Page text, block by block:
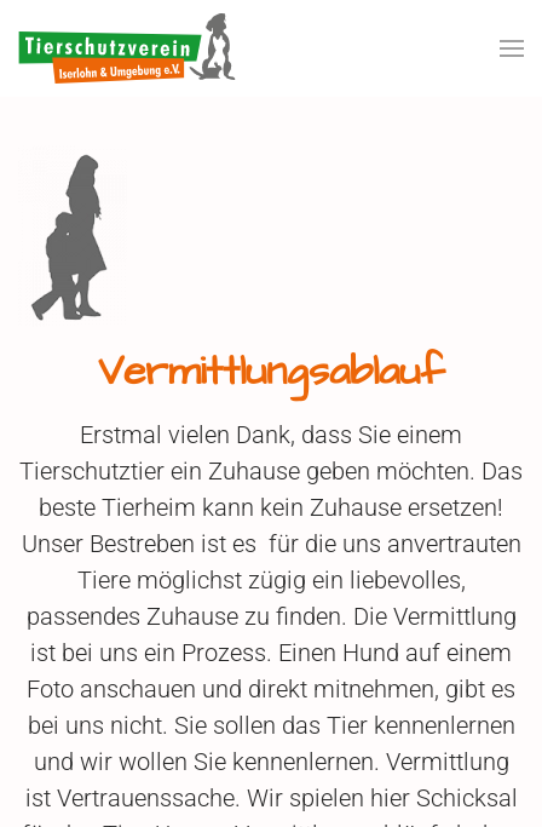
Zum Hauptinhalt springen
Vermittlungsablauf
Erstmal vielen Dank, dass Sie einem
Tierschutztier ein Zuhause geben möchten. Das
beste Tierheim kann kein Zuhause ersetzen!
Unser Bestreben ist es für die uns anvertrauten
Tiere möglichst zügig ein liebevolles,
passendes Zuhause zu finden. Die Vermittlung
ist bei uns ein Prozess. Einen Hund auf einem
Foto anschauen und direkt mitnehmen, gibt es
bei uns nicht. Sie sollen das Tier kennenlernen
und wir wollen Sie kennenlernen. Vermittlung
ist Vertrauenssache. Wir spielen hier Schicksal